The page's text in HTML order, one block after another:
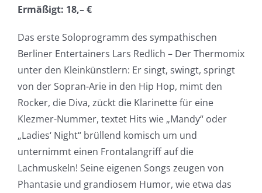
Ermäßigt: 18,– €
Das erste Soloprogramm des sympathischen
Berliner Entertainers Lars Redlich – Der Thermomix
unter den Kleinkünstlern: Er singt, swingt, springt
von der Sopran-Arie in den Hip Hop, mimt den
Rocker, die Diva, zückt die Klarinette für eine
Klezmer-Nummer, textet Hits wie „Mandy“ oder
„Ladies‘ Night“ brüllend komisch um und
unternimmt einen Frontalangriff auf die
Lachmuskeln! Seine eigenen Songs zeugen von
Phantasie und grandiosem Humor, wie etwa das